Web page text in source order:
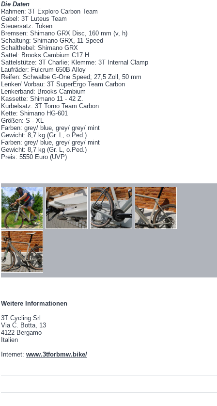
Die Daten
Rahmen: 3T Exploro Carbon Team
Gabel: 3T Luteus Team
Steuersatz: Token
Bremsen: Shimano GRX Disc, 160 mm (v, h)
Schaltung: Shimano GRX, 11-Speed
Schalthebel: Shimano GRX
Sattel: Brooks Cambium C17 H
Sattelstütze: 3T Charlie; Klemme: 3T Internal Clamp
Laufräder: Fulcrum 650B Alloy
Reifen: Schwalbe G-One Speed; 27,5 Zoll, 50 mm
Lenker/ Vorbau: 3T SuperErgo Team Carbon
Lenkerband: Brooks Cambium
Kassette: Shimano 11 - 42 Z.
Kurbelsatz: 3T Torno Team Carbon
Kette: Shimano HG-601
Größen: S - XL
Farben: grey/ blue, grey/ grey/ mint
Gewicht: 8,7 kg (Gr. L, o.Ped.)
Farben: grey/ blue, grey/ grey/ mint
Gewicht: 8,7 kg (Gr. L, o.Ped.)
Preis: 5550 Euro (UVP)
Weitere Informationen
3T Cycling Srl
Via C. Botta, 13
4122 Bergamo
Italien
Internet: www.3tforbmw.bike/